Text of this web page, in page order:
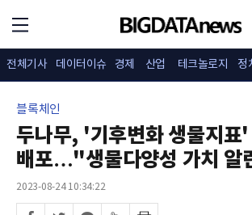
전체기사 데이터이슈 경제 산업 테크놀로지 정
블록체인
두나무, '기후변화 생물지
배포…"생물다양성 가치 알
2023-08-24 10:34:22